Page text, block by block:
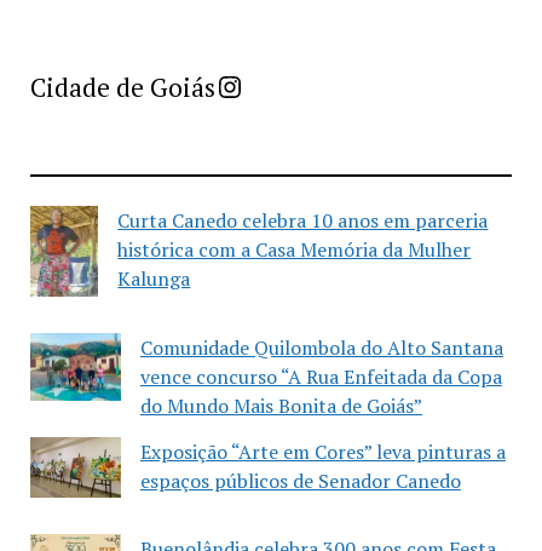
Cidade de GoiásImprensa Criativa da Cidade de Goiás
Curta Canedo celebra 10 anos em parceria
histórica com a Casa Memória da Mulher
Kalunga
Comunidade Quilombola do Alto Santana
vence concurso “A Rua Enfeitada da Copa
do Mundo Mais Bonita de Goiás”
Exposição “Arte em Cores” leva pinturas a
espaços públicos de Senador Canedo